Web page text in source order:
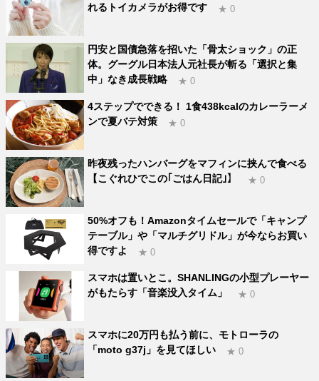
れるトイカメラがお得です
★ 0
円安と国債急落を招いた「骨太ショック」の正
体。グーグル日本法人元社長が斬る「選択と集
中」なき成長戦略
★ 0
4ステップでできる！ 1食438kcalのカレーラーメ
ンで夏バテ対策
★ 0
昨夜残ったハンバーグをマフィンに挟んで食べる
【こぐれひでこの｢ごはん日記｣】
★ 0
50%オフも！Amazonタイムセールで「キャンプ
テーブル」や「マルチグリドル」が今ならお買い
得ですよ
★ 0
スマホは置いとこ。SHANLINGの小型プレーヤー
がもたらす「音楽没入タイム」
★ 0
スマホに20万円も払う前に、モトローラの
「moto g37j」を見てほしい
★ 0